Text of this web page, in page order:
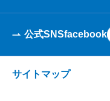
公式SNSfacebook
サイトマップ